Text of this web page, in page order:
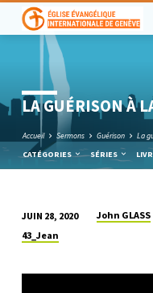
LA GUÉRISON À
Accueil Sermons Guérison
La
CATÉGORIES
SÉRIES
LA
À
JUIN 28, 2020 John GLASS
43_Jean